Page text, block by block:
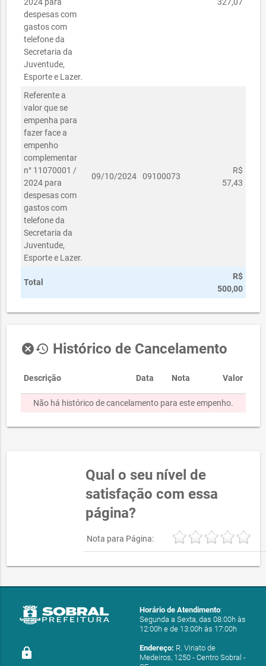
despesas com
gastos com
telefone da
Secretaria da
Juventude,
Esporte e Lazer.
Referente a
valor que se
empenha para
fazer face a
empenho
complementar
n° 11070001 /
2024 para
despesas com
gastos com
telefone da
Secretaria da
Juventude,
Esporte e Lazer.
09/10/2024 09100073
R$
57,43
Total
R$
500,00
cancelhistory Histórico de Cancelamento
Descrição Data Nota Valor
Não há histórico de cancelamento para este empenho.
Qual o seu nível de
satisfação com essa
página?
Nota para Página:
lock
Horário de Atendimento:
Segunda a Sexta, das 08:00h às
12:00h e de 13:00h às 17:00h
Endereço: R. Viriato de
Medeiros, 1250 - Centro Sobral -